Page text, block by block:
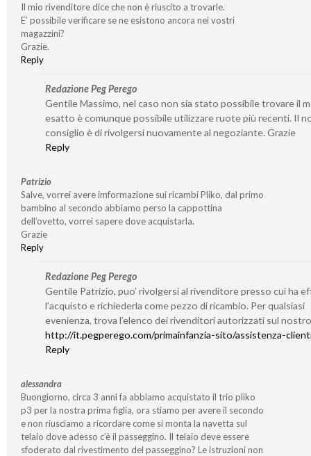
Il mio rivenditore dice che non è riuscito a trovarle.
E’ possibile verificare se ne esistono ancora nei vostri
magazzini?
Grazie.
Reply
Redazione Peg Perego
Gentile Massimo, nel caso non sia stato possibile trovare il
esatto è comunque possibile utilizzare ruote più recenti. Il
consiglio è di rivolgersi nuovamente al negoziante. Grazie
Reply
Patrizio
Salve, vorrei avere imformazione sui ricambi Pliko, dal primo
bambino al secondo abbiamo perso la cappottina
dell’ovetto, vorrei sapere dove acquistarla.
Grazie
Reply
Redazione Peg Perego
Gentile Patrizio, puo’ rivolgersi al rivenditore presso cui ha
l’acquisto e richiederla come pezzo di ricambio. Per qualsiasi
evenienza, trova l’elenco dei rivenditori autorizzati sul
http://it.pegperego.com/primainfanzia-sito/assistenza-
Reply
alessandra
Buongiorno, circa 3 anni fa abbiamo acquistato il trio pliko
p3 per la nostra prima figlia, ora stiamo per avere il secondo
e non riusciamo a ricordare come si monta la navetta sul
telaio dove adesso c’è il passeggino. Il telaio deve essere
sfoderato dal rivestimento del passeggino? Le istruzioni non